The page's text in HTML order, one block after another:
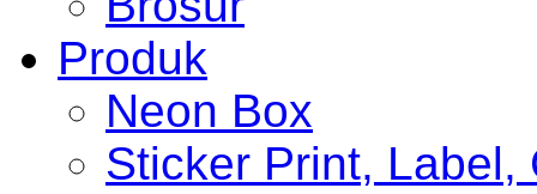
Produk
Neon Box
Sticker Print, Label,